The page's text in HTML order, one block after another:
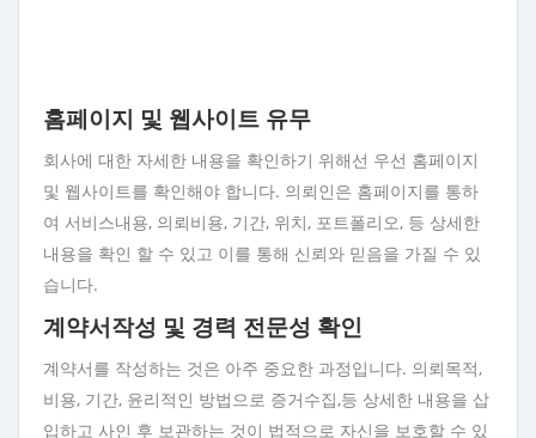
홈페이지 및 웹사이트 유무
회사에 대한 자세한 내용을 확인하기 위해선 우선 홈페이지
및 웹사이트를 확인해야 합니다. 의뢰인은 홈페이지를 통하
여 서비스내용, 의뢰비용, 기간, 위치, 포트폴리오, 등 상세한
내용을 확인 할 수 있고 이를 통해 신뢰와 믿음을 가질 수 있
습니다.
계약서작성 및 경력 전문성 확인
계약서를 작성하는 것은 아주 중요한 과정입니다. 의뢰목적,
비용, 기간, 윤리적인 방법으로 증거수집,등 상세한 내용을 삽
입하고 사인 후 보관하는 것이 법적으로 자신을 보호할 수 있